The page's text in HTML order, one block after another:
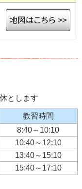
とします
教習時間
8:40～10:10
10:40～12:10
13:40～15:10
15:40～17:10